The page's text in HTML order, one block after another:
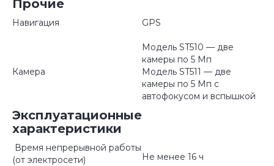
Прочие
Навигация GPS
Камера
Модель ST510 — две
камеры по 5 Мп
Модель ST511 — две
камеры по 5 Мп с
автофокусом и вспышкой
Эксплуатационные
характеристики
Время непрерывной работы
(от электросети)
Не менее 16 ч